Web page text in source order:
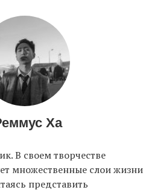
Ха
В своем творчестве
множественные слои жизни
представить